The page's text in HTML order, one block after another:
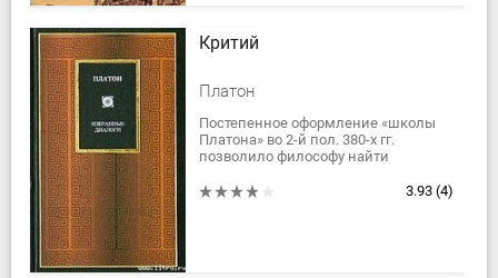
Критий
Платон
Постепенное оформление «школы
Платона» во 2-й пол. 380-х гг.
позволило философу найти
диалоги, пересказанные самим3.93 (4)